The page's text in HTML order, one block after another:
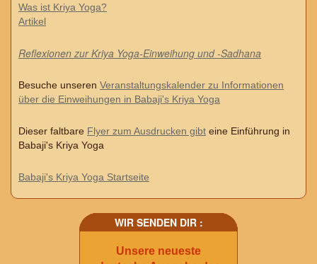
Was ist Kriya Yoga?
Artikel
Reflexionen zur Kriya Yoga-Einweihung und -Sadhana
Besuche unseren Veranstaltungskalender zu Informationen
über die Einweihungen in Babaji's Kriya Yoga
Dieser faltbare Flyer zum Ausdrucken gibt eine Einführung in
Babaji's Kriya Yoga
Babaji's Kriya Yoga Startseite
WIR SENDEN DIR :
Unsere neueste